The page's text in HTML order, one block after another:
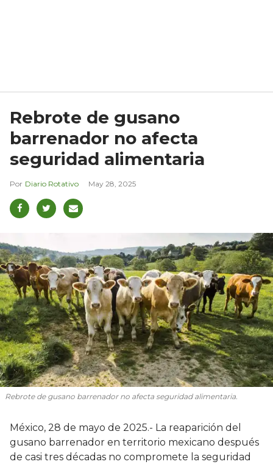
Rebrote de gusano
barrenador no afecta
seguridad alimentaria
Diario Rotativo May 28, 2025
Rebrote de gusano barrenador no afecta seguridad alimentaria.
México, 28 de mayo de 2025.- La reaparición del
gusano barrenador en territorio mexicano después
de casi tres décadas no compromete la seguridad